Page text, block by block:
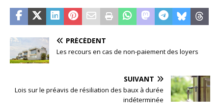
PRÉCÉDENT
Les recours en cas de non-paiement des loyers
SUIVANT
Lois sur le préavis de résiliation des baux à durée
indéterminée